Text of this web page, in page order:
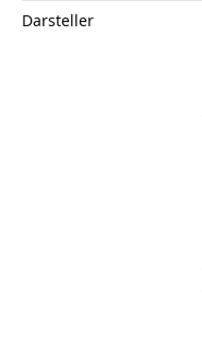
Darsteller